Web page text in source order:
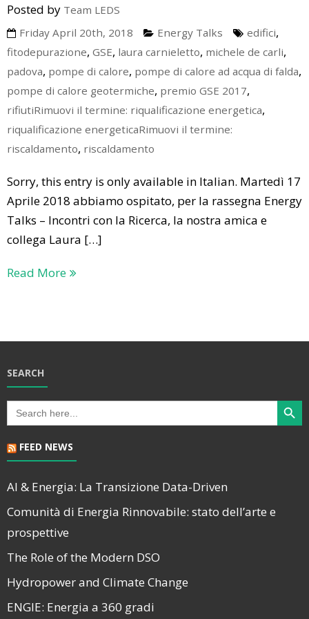
Posted by Team LEDS
Friday April 20th, 2018
Energy Talks edifici,
fitodepurazione, GSE, laura carnieletto, michele de carli,
padova, pompe di calore, pompe di calore ad acqua di falda,
pompe di calore geotermiche, premio GSE 2017,
rifiutiRimuovi il termine: riqualificazione energetica,
riqualificazione energeticaRimuovi il termine:
riscaldamento, riscaldamento
Sorry, this entry is only available in Italian. Martedì 17
Aprile 2018 abbiamo ospitato, per la rassegna Energy
Talks – Incontri con la Ricerca, la nostra amica e
collega Laura […]
Read More
SEARCH
Search
for:
Search
FEED NEWS
AI & Energia: La Transizione Data-Driven
Comunità di Energia Rinnovabile: stato dell’arte e
prospettive
The Role of the Modern DSO
Hydropower and Climate Change
ENGIE: Energia a 360 gradi